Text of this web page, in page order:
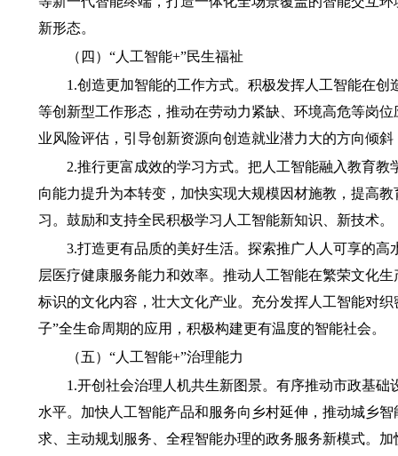
新形态。
（四）“人工智能+”民生福祉
1.创造更加智能的工作方式。 积极发挥人工智能在创
等创新型工作形态，推动在劳动力紧缺、环境高危等岗
业风险评估，引导创新资源向创造就业潜力大的方向倾
2.推行更富成效的学习方式。 把人工智能融入教育教
向能力提升为本转变，加快实现大规模因材施教，提高
习。鼓励和支持全民积极学习人工智能新知识、新技术。
3.打造更有品质的美好生活。 探索推广人人可享的高
层医疗健康服务能力和效率。推动人工智能在繁荣文化
标识的文化内容，壮大文化产业。充分发挥人工智能对
子”全生命周期的应用，积极构建更有温度的智能社会。
（五）“人工智能+”治理能力
1.开创社会治理人机共生新图景。 有序推动市政基础
水平。加快人工智能产品和服务向乡村延伸，推动城乡
求、主动规划服务、全程智能办理的政务服务新模式。